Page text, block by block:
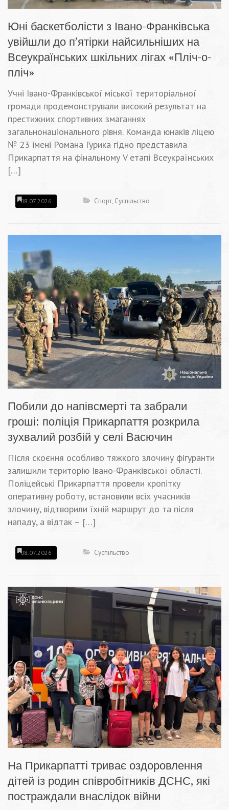
Юні баскетболісти з Івано-Франківська
увійшли до п’ятірки найсильніших на
Всеукраїнських шкільних лігах «Пліч-о-
пліч»
Учні Івано-Франківської міської територіальної
громади продемонстрували високий результат на
престижних спортивних змаганнях
загальнонаціонального рівня. Команда юнаків ліцею
№ 23 імені Романа Гурика гідно представила
Прикарпаття на фінальному V етапі Всеукраїнських
[…]
08.07.2026 Спорт, Суспільство
Побили до напівсмерті та забрали
гроші: поліція Прикарпаття розкрила
зухвалий розбій у селі Васючин
Після скоєння особливо тяжкого злочину фігуранти
залишили територію Івано-Франківської області.
Поліцейські Прикарпаття провели кропітку
оперативну роботу, встановили всіх учасників
злочину, відтворили їхній маршрут до та після
нападу, а відтак – […]
08.07.2026 Суспільство
На Прикарпатті триває оздоровлення
дітей із родин співробітників ДСНС, які
постраждали внаслідок війни